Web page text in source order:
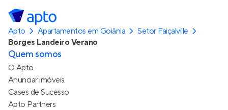
Apto Apartamentos em Goiânia
Setor Faiçalville
Borges Landeiro Verano
Quem somos
O Apto
Anunciar imóveis
Cases de Sucesso
Apto Partners